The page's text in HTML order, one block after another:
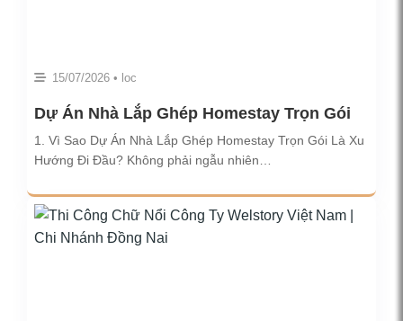
15/07/2026 • loc
Dự Án Nhà Lắp Ghép Homestay Trọn Gói
1. Vì Sao Dự Án Nhà Lắp Ghép Homestay Trọn Gói Là Xu
Hướng Đi Đầu? Không phải ngẫu nhiên…